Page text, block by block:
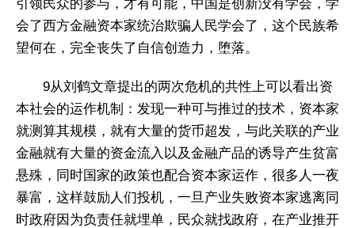
引领民众的参与，才有可能，中国是创新没有学会，学
会了西方金融资本家统治欺骗人民学会了，这个民族希
望何在，完全丧失了自信创造力，堕落。
9从刘鹤文章提出的两次危机的共性上可以看出资
本社会的运作机制：发现一种可与推过的技术，资本家
就测算其规模，就有大量的货币超发，与此关联的产业
金融就有大量的资金流入以及金融产品的诱导产生贫富
悬殊，同时国家的政策也配合资本家运作，很多人一夜
暴富，这样鼓励人们投机，一旦产业失败资本家逃离同
时政府因为负责任就埋单，民众就找政府，在产业推开